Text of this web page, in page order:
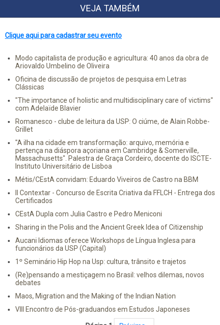
VEJA TAMBÉM
Clique aqui para cadastrar seu evento
Modo capitalista de produção e agricultura: 40 anos da obra de
Ariovaldo Umbelino de Oliveira
Oficina de discussão de projetos de pesquisa em Letras
Clássicas
"The importance of holistic and multidisciplinary care of victims"
com Adelaïde Blavier
Romanesco - clube de leitura da USP: O ciúme, de Alain Robbe-
Grillet
"A ilha na cidade em transformação: arquivo, memória e
pertença na diáspora açoriana em Cambridge & Somerville,
Massachusetts". Palestra de Graça Cordeiro, docente do ISCTE-
Instituto Universitário de Lisboa
Métis/CEstA convidam: Eduardo Viveiros de Castro na BBM
II Contextar - Concurso de Escrita Criativa da FFLCH - Entrega dos
Certificados
CEstA Dupla com Julia Castro e Pedro Meniconi
Sharing in the Polis and the Ancient Greek Idea of Citizenship
Aucani Idiomas oferece Workshops de Língua Inglesa para
funcionários da USP (Capital)
1º Seminário Hip Hop na Usp: cultura, trânsito e trajetos
(Re)pensando a mestiçagem no Brasil: velhos dilemas, novos
debates
Maos, Migration and the Making of the Indian Nation
VIII Encontro de Pós-graduandos em Estudos Japoneses